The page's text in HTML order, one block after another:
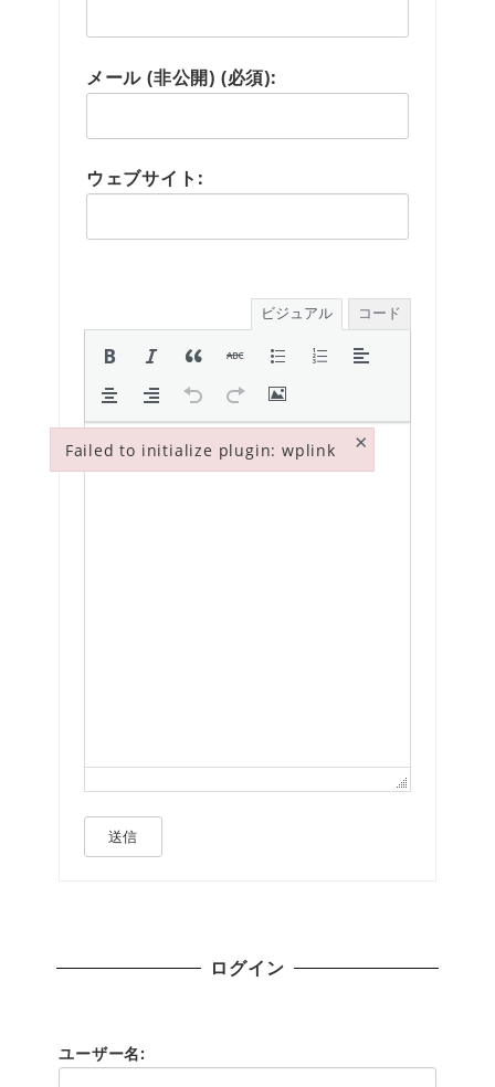
メール (非公開) (必須):
ウェブサイト:
ビジュアル コード
送信
ログイン
ユーザー名:
Failed to initialize plugin: wplink ×
Failed to initialize plugin: wplink